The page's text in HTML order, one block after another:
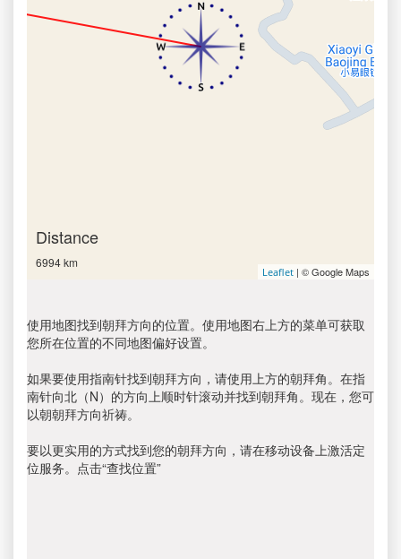
Distance
6994 km
Leaflet | © Google Maps
使用地图找到朝拜方向的位置。使用地图右上方的菜单可获取
您所在位置的不同地图偏好设置。
如果要使用指南针找到朝拜方向，请使用上方的朝拜角。在指
南针向北（N）的方向上顺时针滚动并找到朝拜角。现在，您可
以朝朝拜方向祈祷。
要以更实用的方式找到您的朝拜方向，请在移动设备上激活定
位服务。点击“查找位置”